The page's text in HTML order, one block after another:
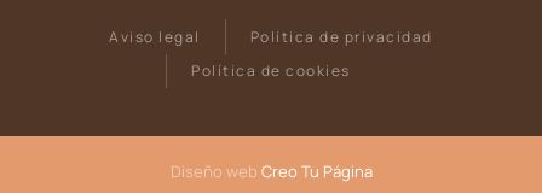
Aviso legal
Política de privacidad
Política de cookies
Diseño web Creo Tu Página